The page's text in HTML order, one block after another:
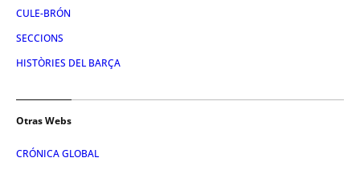
CULE-BRÓN
SECCIONS
HISTÒRIES DEL BARÇA
Otras Webs
CRÓNICA GLOBAL